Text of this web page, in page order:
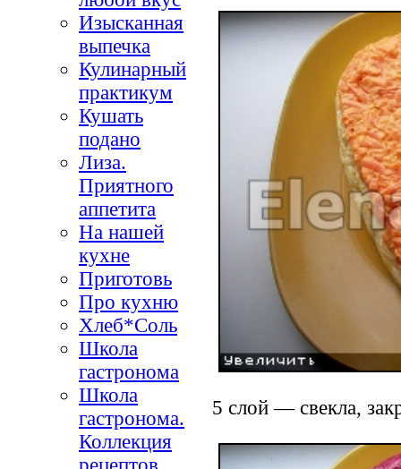
Изысканная
выпечка
Кулинарный
практикум
Кушать
подано
Лиза.
Приятного
аппетита
На нашей
кухне
Приготовь
Про кухню
Хлеб*Соль
Школа
гастронома
Школа
гастронома.
Коллекция
5 слой — свекла,